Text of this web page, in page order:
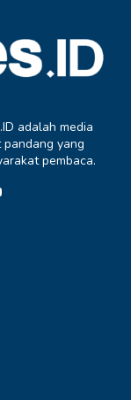
adalah media
yang
pembaca.